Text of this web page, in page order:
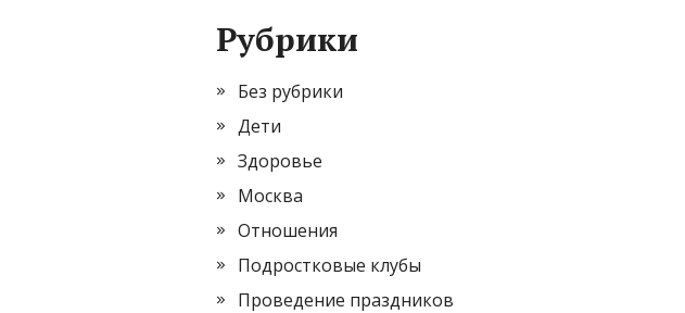
Рубрики
Без рубрики
Дети
Здоровье
Москва
Отношения
Подростковые клубы
Проведение праздников